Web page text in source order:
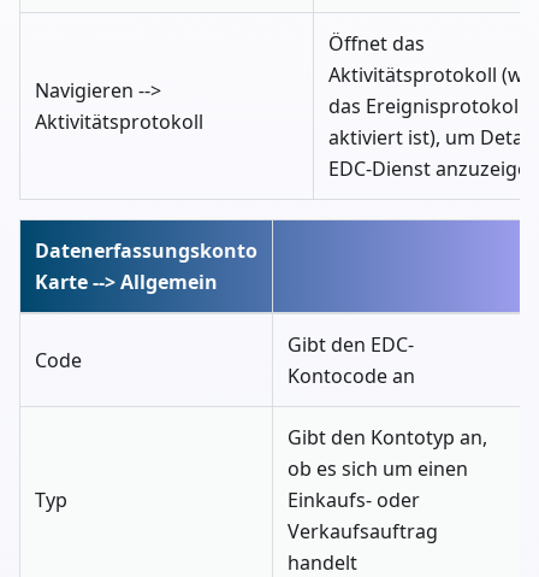
Navigieren -->
Aktivitätsprotokoll
Öffnet das
Aktivitätsprotokoll
das Ereignisprotokoll
aktiviert ist), um
EDC-Dienst anzuzeigen
Datenerfassungskonto
Karte --> Allgemein
Code
Gibt den EDC-
Kontocode an
Typ
Gibt den Kontotyp an,
ob es sich um einen
Einkaufs- oder
Verkaufsauftrag
handelt